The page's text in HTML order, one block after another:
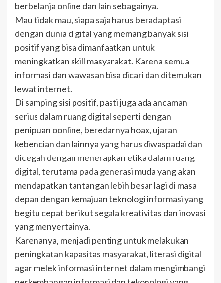
berbelanja online dan lain sebagainya.
Mau tidak mau, siapa saja harus beradaptasi
dengan dunia digital yang memang banyak sisi
positif yang bisa dimanfaatkan untuk
meningkatkan skill masyarakat. Karena semua
informasi dan wawasan bisa dicari dan ditemukan
lewat internet.
Di samping sisi positif, pasti juga ada ancaman
serius dalam ruang digital seperti dengan
penipuan oonline, beredarnya hoax, ujaran
kebencian dan lainnya yang harus diwaspadai dan
dicegah dengan menerapkan etika dalam ruang
digital, terutama pada generasi muda yang akan
mendapatkan tantangan lebih besar lagi di masa
depan dengan kemajuan teknologi informasi yang
begitu cepat berikut segala kreativitas dan inovasi
yang menyertainya.
Karenanya, menjadi penting untuk melakukan
peningkatan kapasitas masyarakat, literasi digital
agar melek informasi internet dalam mengimbangi